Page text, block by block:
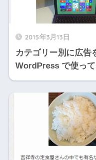
2015年3月13日
カテゴリー別に広告
WordPress で使っ